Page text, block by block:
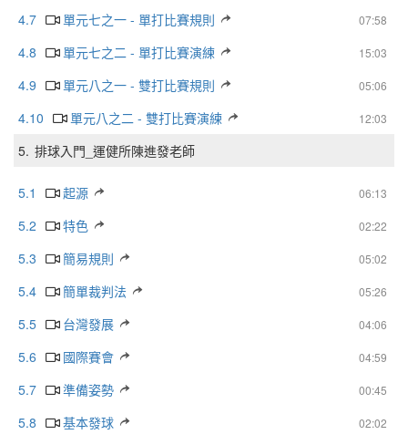
4.7
07:58
單元七之一 - 單打比賽規則
4.8
15:03
單元七之二 - 單打比賽演練
4.9
05:06
單元八之一 - 雙打比賽規則
4.10
12:03
單元八之二 - 雙打比賽演練
5. 排球入門_運健所陳進發老師
5.1 06:13
起源
5.2
02:22
特色
5.3
05:02
簡易規則
5.4
05:26
簡單裁判法
5.5
04:06
台灣發展
5.6
04:59
國際賽會
5.7
00:45
準備姿勢
5.8
02:02
基本發球